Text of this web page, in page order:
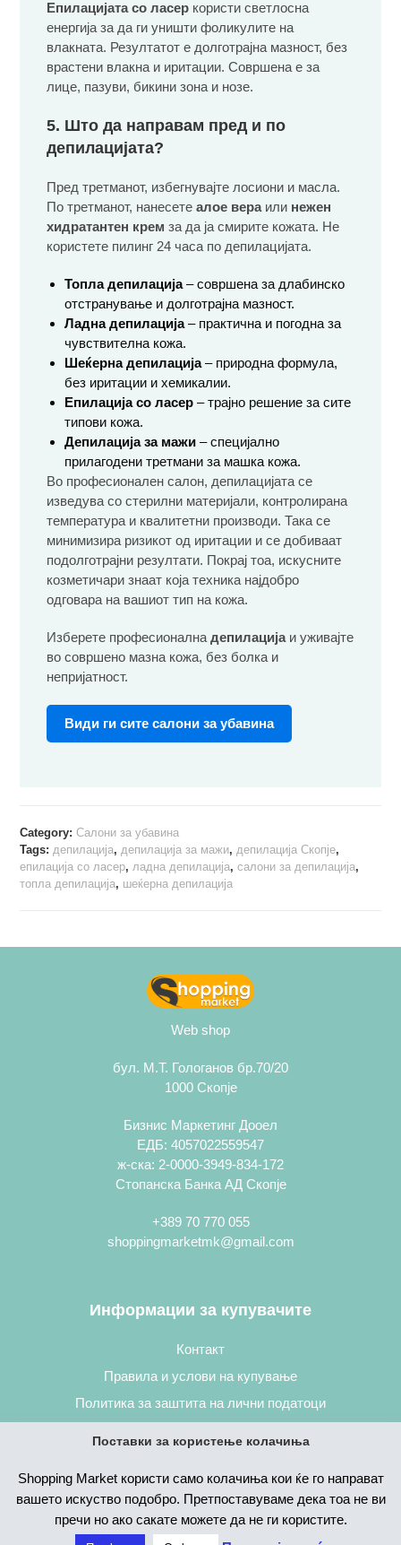
Епилацијата со ласер користи светлосна
енергија за да ги уништи фоликулите на
влакната. Резултатот е долготрајна мазност, без
врастени влакна и иритации. Совршена е за
лице, пазуви, бикини зона и нозе.
5. Што да направам пред и по
депилацијата?
Пред третманот, избегнувајте лосиони и масла.
По третманот, нанесетеалоe вераили нежен
хидратантен крем за да ја смирите кожата. Не
користете пилинг 24 часа по депилацијата.
Топла депилација– совршена за длабинско
отстранување и долготрајна мазност.
Ладна депилација– практична и погодна за
чувствителна кожа.
Шеќерна депилација– природна формула,
без иритации и хемикалии.
Епилација со ласер – трајно решение за сите
типови кожа.
Депилација за мажи – специјално
прилагодени третмани за машка кожа.
Во професионален салон, депилацијата се
изведува со стерилни материјали, контролирана
температура и квалитетни производи. Така се
минимизира ризикот од иритации и се добиваат
подолготрајни резултати. Покрај тоа, искусните
козметичари знаат која техника најдобро
одговара на вашиот тип на кожа.
Изберете професионалнадепилацијаи уживајте
во совршено мазна кожа, без болка и
непријатност.
Види ги сите салони за убавина
Category:Салони за убавина
Tags:депилација,депилација за мажи,депилација Скопје,
епилација со ласер,ладна депилација,салони за депилација,
топла депилација, шеќерна депилација
Web shop
бул. М.Т. Гологанов бр.70/20
1000 Скопје
Бизнис Маркетинг Дооел
ЕДБ: 4057022559547
ж-ска: 2-0000-3949-834-172
Стопанска Банка АД Скопје
+389 70 770 055
shoppingmarketmk@gmail.com
Информации за купувачите
Контакт
Правила и услови на купување
Политика за заштита на лични податоци
Поставки за користење колачиња
Shopping Market користи само колачиња кои ќе го направат
вашето искуство подобро. Претпоставуваме дека тоа не ви
пречи но ако сакате можете да не ги користите.